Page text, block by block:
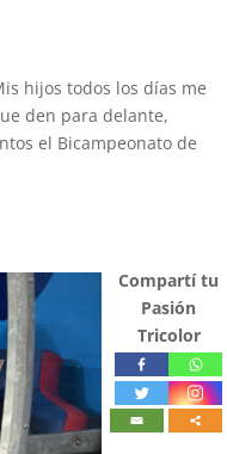
hijos todos los días me
den para delante,
el Bicampeonato de
Compartí tu
Pasión
Tricolor